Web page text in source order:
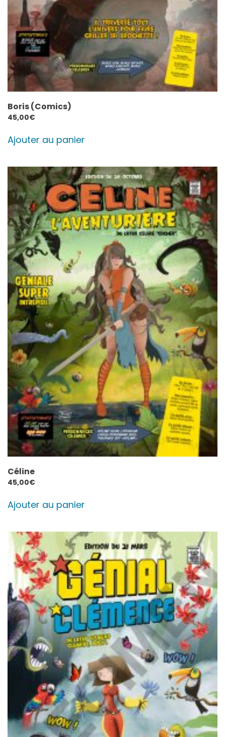
Boris (Comics)
45,00€
Ajouter au panier
Céline
45,00€
Ajouter au panier